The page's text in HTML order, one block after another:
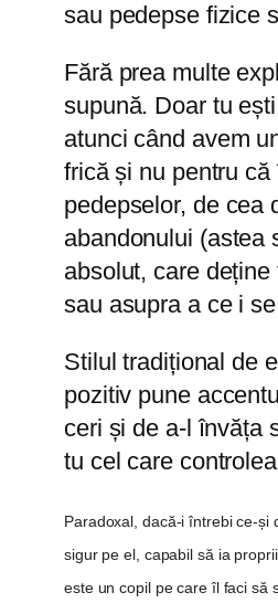
sau pedepse fizice
Fără prea multe
supună. Doar tu
atunci când avem
frică și nu pentru
pedepselor, de cea
abandonului (astea
absolut, care
sau asupra a ce i
Stilul tradițional de
pozitiv pune
ceri și de a-l învăța
tu cel care
Paradoxal, dacă-i întrebi ce-și
sigur pe el, capabil să ia
este un copil pe care îl faci să